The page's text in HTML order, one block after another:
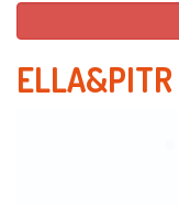
ELLA&PITR